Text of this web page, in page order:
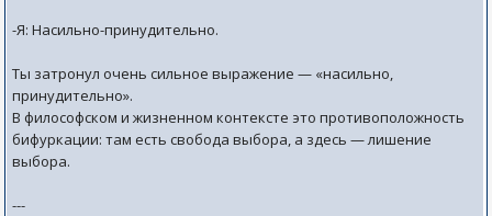
-Я: Насильно-принудительно.
Ты затронул очень сильное выражение — «насильно,
принудительно».
В философском и жизненном контексте это противоположность
бифуркации: там есть свобода выбора, а здесь — лишение
выбора.
---